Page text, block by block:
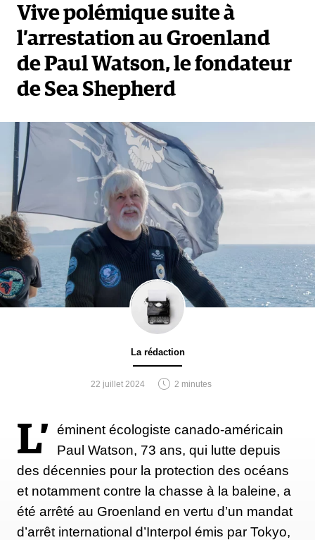
Vive polémique suite à
l’arrestation au Groenland
de Paul Watson, le fondateur
de Sea Shepherd
La rédaction
22 juillet 2024 2 minutes
L’
éminent écologiste canado-américain
Paul Watson, 73 ans, qui lutte depuis
des décennies pour la protection des océans
et notamment contre la chasse à la baleine, a
été arrêté au Groenland en vertu d’un mandat
d’arrêt international d’Interpol émis par Tokyo,